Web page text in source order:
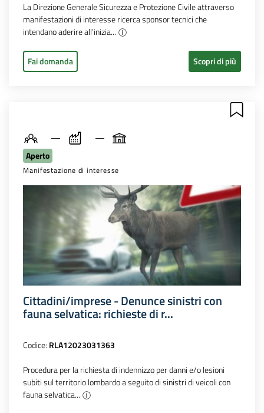
La Direzione Generale Sicurezza e Protezione Civile attraverso
manifestazioni di interesse ricerca sponsor tecnici che
intendano aderire all’inizia...
Fai domanda Scopri di più
Aperto
Manifestazione di interesse
Cittadini/imprese - Denunce sinistri con
fauna selvatica: richieste di r...
Codice: RLA12023031363
Procedura per la richiesta di indennizzo per danni e/o lesioni
subiti sul territorio lombardo a seguito di sinistri di veicoli con
fauna selvatica...